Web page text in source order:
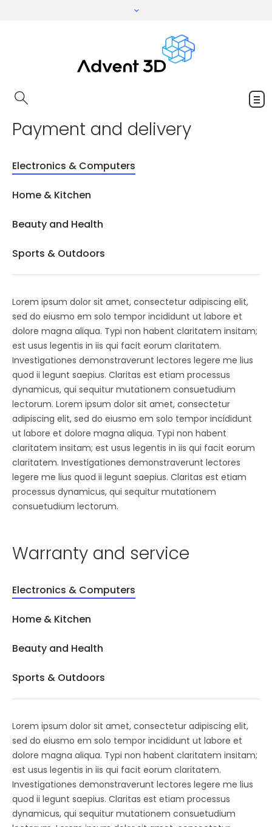
Payment and delivery
Electronics & Computers
Home & Kitchen
Beauty and Health
Sports & Outdoors
Lorem ipsum dolor sit amet, consectetur adipiscing elit,
sed do eiusmo em solo tempor incididunt ut labore et
dolore magna aliqua. Typi non habent claritatem insitam;
est usus legentis in iis qui facit eorum claritatem.
Investigationes demonstraverunt lectores legere me lius
quod ii legunt saepius. Claritas est etiam processus
dynamicus, qui sequitur mutationem consuetudium
lectorum. Lorem ipsum dolor sit amet, consectetur
adipiscing elit, sed do eiusmo em solo tempor incididunt
ut labore et dolore magna aliqua. Typi non habent
claritatem insitam; est usus legentis in iis qui facit eorum
claritatem. Investigationes demonstraverunt lectores
legere me lius quod ii legunt saepius. Claritas est etiam
processus dynamicus, qui sequitur mutationem
consuetudium lectorum.
Warranty and service
Electronics & Computers
Home & Kitchen
Beauty and Health
Sports & Outdoors
Lorem ipsum dolor sit amet, consectetur adipiscing elit,
sed do eiusmo em solo tempor incididunt ut labore et
dolore magna aliqua. Typi non habent claritatem insitam;
est usus legentis in iis qui facit eorum claritatem.
Investigationes demonstraverunt lectores legere me lius
quod ii legunt saepius. Claritas est etiam processus
dynamicus, qui sequitur mutationem consuetudium